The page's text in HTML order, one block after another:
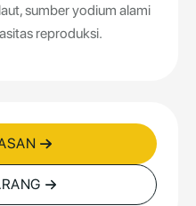
sumber yodium alami
reproduksi.